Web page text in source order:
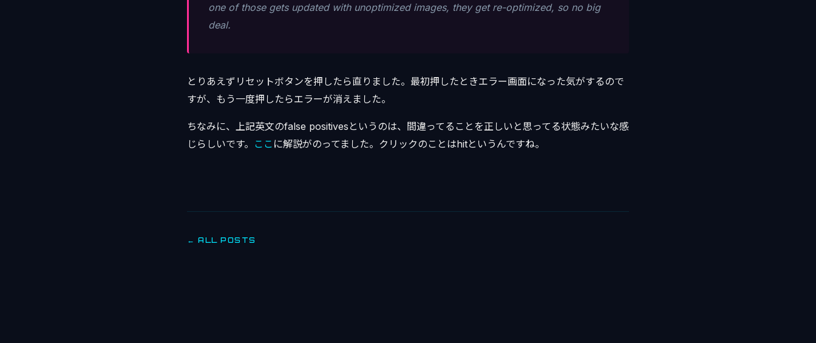
one of those gets updated with unoptimized images, they get re-optimized, so no big
deal.
とりあえずリセットボタンを押したら直りました。最初押したときエラー画面になった気がするので
すが、もう一度押したらエラーが消えました。
ちなみに、上記英文のfalse positivesというのは、間違ってることを正しいと思ってる状態みたいな感
じらしいです。
ここ に解説がのってました。クリックのことはhitというんですね。
← ALL POSTS